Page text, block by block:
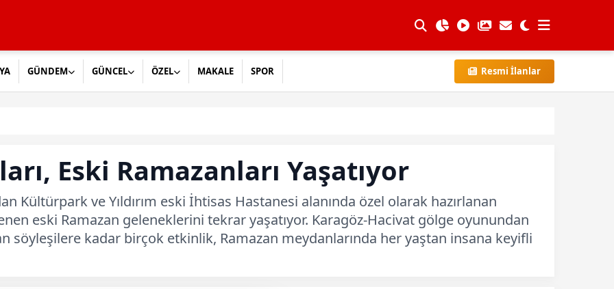
GÜNDEM GÜNCEL ÖZEL MAKALE SPOR Resmi İlanlar
Eski Ramazanları Yaşatıyor
Kültürpark ve Yıldırım eski İhtisas Hastanesi alanında özel olarak hazırlanan
eski Ramazan geleneklerini tekrar yaşatıyor. Karagöz-Hacivat gölge oyunundan
söyleşilere kadar birçok etkinlik, Ramazan meydanlarında her yaştan insana keyifli